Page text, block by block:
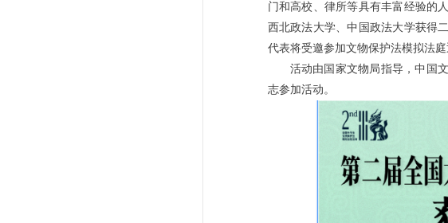
门和高校、律所等具有丰富经验的
西北政法大学、中国政法大学获得
代表将受邀参加文物保护法模拟法庭
活动由国家文物局指导，中国
志参加活动。